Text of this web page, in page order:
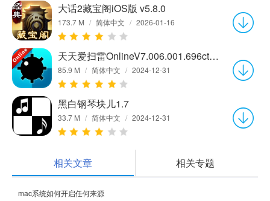
大话2藏宝阁iOS版 v5.8.0
173.7 M / 简体中文 / 2026-01-16
天天爱扫雷OnlineV7.006.001.696ctch1
85.9 M / 简体中文 / 2024-12-31
黑白钢琴块儿1.7
33.7 M / 简体中文 / 2024-12-31
相关文章 相关专题
mac系统如何开启任何来源